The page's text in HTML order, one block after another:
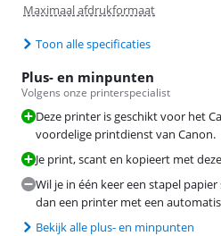
Maximaal afdrukformaat
Toon alle specificaties
Plus- en minpunten
Volgens onze printerspecialist
Deze printer is geschikt voor het
voordelige printdienst van Canon.
Je print, scant en kopieert met
Wil je in één keer een stapel
dan een printer met een
Bekijk alle plus- en minpunten